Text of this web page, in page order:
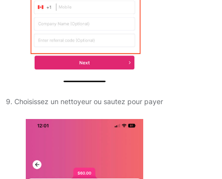
9. Choisissez un nettoyeur ou sautez pour payer